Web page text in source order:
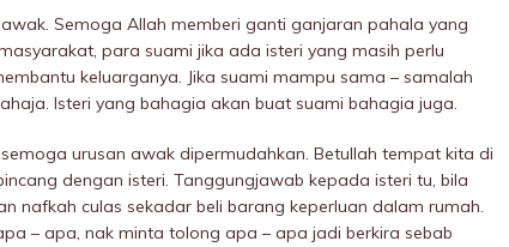
Semoga Allah memberi ganti ganjaran pahala yang
para suami jika ada isteri yang masih perlu
keluarganya. Jika suami mampu sama – samalah
Isteri yang bahagia akan buat suami bahagia juga.
urusan awak dipermudahkan. Betullah tempat kita di
dengan isteri. Tanggungjawab kepada isteri tu, bila
nafkah culas sekadar beli barang keperluan dalam rumah.
– apa, nak minta tolong apa – apa jadi berkira sebab